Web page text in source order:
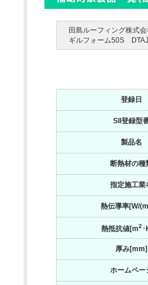
田島ルーフィング株式会
ギルフォーム50S
登録日
SII登録型
製品名
断熱材の種
指定施工業
熱伝導率[W/
熱抵抗値[m2･
厚み[mm]
ホームペー